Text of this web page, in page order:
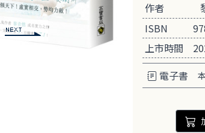
作者
ISBN
上市時間
電子書